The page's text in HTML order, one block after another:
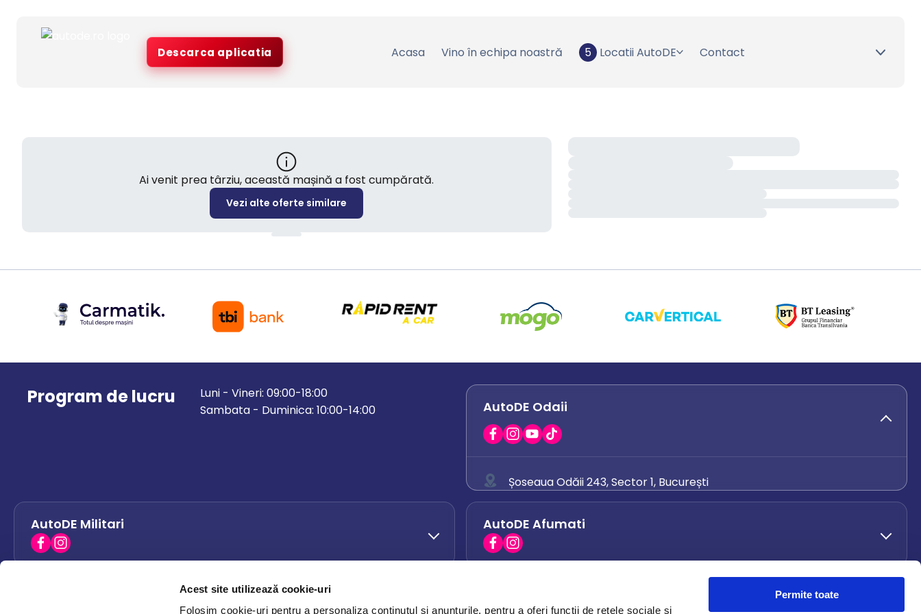
Acest site utilizează cookie-uri
Folosim cookie-uri pentru a personaliza conținutul și anunțurile, pentru a oferi funcții de rețele sociale și
Permite toate
Descarca aplicatia Acasa Vino în echipa noastră 5 Locatii AutoDE Contact
Ai venit prea târziu, această mașină a fost cumpărată.
Vezi alte oferte similare
Program de lucru
Luni - Vineri: 09:00-18:00
Sambata - Duminica: 10:00-14:00
AutoDE Odaii
Șoseaua Odăii 243, Sector 1, București
0742 444 194
office.odaii@autode.ro
AutoDE Militari AutoDE Afumati